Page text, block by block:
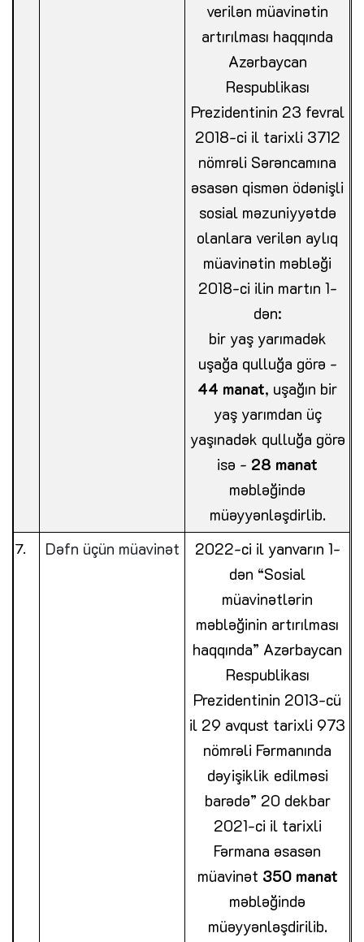
verilən müavinətin
artırılması haqqında
Azərbaycan
Respublikası
Prezidentinin 23 fevral
2018-ci il tarixli 3712
nömrəli Sərəncamına
əsasən qismən ödənişli
sosial məzuniyyətdə
olanlara verilən aylıq
müavinətin məbləği
2018-ci ilin martın 1-
dən:
bir yaş yarımadək
uşağa qulluğa görə -
44 manat, uşağın bir
yaş yarımdan üç
yaşınadək qulluğa görə
isə - 28 manat
məbləğində
müəyyənləşdirlib.
Dəfn üçün müavinət
2022-ci il yanvarın 1-
dən “Sosial
müavinətlərin
məbləğinin artırılması
haqqında” Azərbaycan
Respublikası
Prezidentinin 2013-cü
il 29 avqust tarixli 973
nömrəli Fərmanında
dəyişiklik edilməsi
barədə” 20 dekbar
2021-ci il tarixli
Fərmana əsasən
müavinət 350 manat
məbləğində
müəyyənləşdirilib.